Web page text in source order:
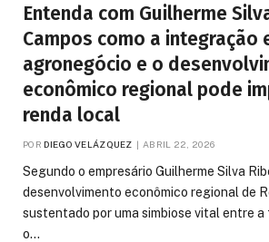
Entenda com Guilherme
Campos como a integração
agronegócio e o
econômico regional pode
renda local
POR DIEGO VELÁZQUEZ ABRIL 22, 2026
Segundo o empresário Guilherme Silva
desenvolvimento econômico regional de
sustentado por uma simbiose vital entre a
o…